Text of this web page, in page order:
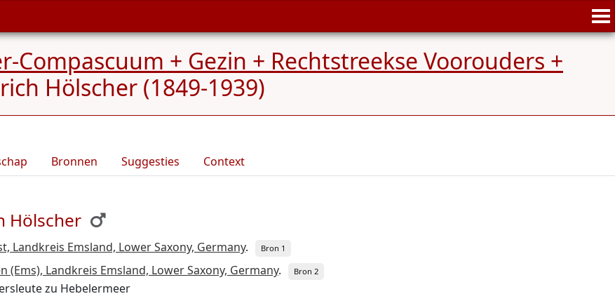
+ Gezin + Rechtstreekse Voorouders +
Hölscher (1849-1939)
Bronnen Suggesties Context
Hölscher
Landkreis Emsland, Lower Saxony, Germany. Bron 1
(Ems), Landkreis Emsland, Lower Saxony, Germany. Bron 2
zu Hebelermeer